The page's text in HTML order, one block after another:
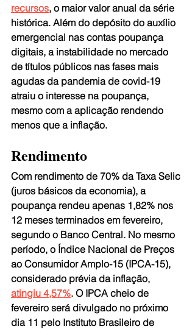
recursos, o maior valor anual da série
histórica. Além do depósito do auxílio
emergencial nas contas poupança
digitais, a instabilidade no mercado
de títulos públicos nas fases mais
agudas da pandemia de covid-19
atraiu o interesse na poupança,
mesmo com a aplicação rendendo
menos que a inflação.
Rendimento
Com rendimento de 70% da Taxa Selic
(juros básicos da economia), a
poupança rendeu apenas 1,82% nos
12 meses terminados em fevereiro,
segundo o Banco Central. No mesmo
período, o Índice Nacional de Preços
ao Consumidor Amplo-15 (IPCA-15),
considerado prévia da inflação,
atingiu 4,57%. O IPCA cheio de
fevereiro será divulgado no próximo
dia 11 pelo Instituto Brasileiro de